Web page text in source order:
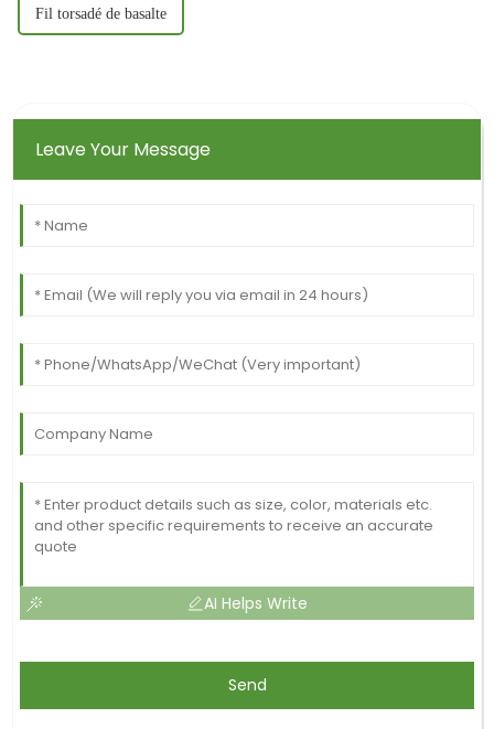
Fil torsadé de basalte
Leave Your Message
AI Helps Write
Send